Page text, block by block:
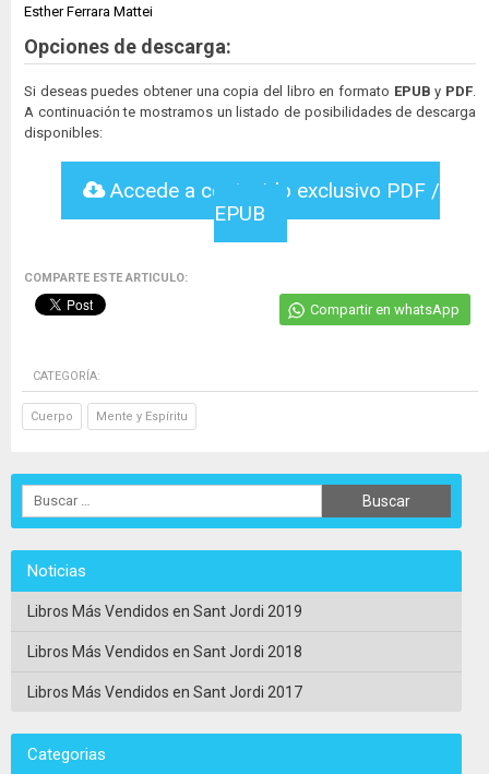
Esther Ferrara Mattei
Opciones de descarga:
Si deseas puedes obtener una copia del libro en formato EPUB y PDF
A continuación te mostramos un listado de posibilidades de descarga
disponibles:
Accede a contenido exclusivo PDF /
EPUB
COMPARTE ESTE ARTICULO:
Compartir en whatsApp
CATEGORÍA:
Cuerpo Mente y Espíritu
Noticias
Libros Más Vendidos en Sant Jordi 2019
Libros Más Vendidos en Sant Jordi 2018
Libros Más Vendidos en Sant Jordi 2017
Categorias